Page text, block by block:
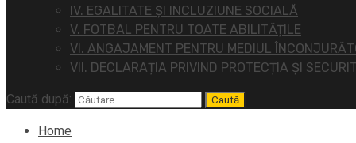
IV. EGALITATE ȘI INCLUZIUNE SOCIALĂ
V. FOTBAL PENTRU TOATE ABILITĂȚILE
VI. ANGAJAMENT PENTRU MEDIUL
VII. DECLARAȚIA PRIVIND PROTECȚIA ȘI
Caută după:
Home